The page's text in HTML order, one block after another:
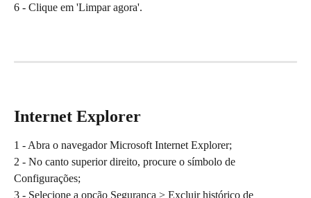
6 - Clique em 'Limpar agora'.
Internet Explorer
1 - Abra o navegador Microsoft Internet Explorer;
2 - No canto superior direito, procure o símbolo de
Configurações;
3 - Selecione a opção Segurança > Excluir histórico de